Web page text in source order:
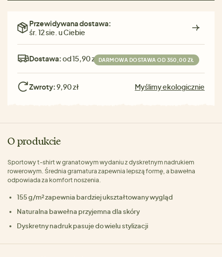
Przewidywana dostawa:
śr. 12 sie. u Ciebie
Dostawa:od 15,90 zł DARMOWA DOSTAWA OD 350,00 ZŁ
Zwroty:9,90 zł Myślimy ekologicznie
O produkcie
Sportowy t-shirt w granatowym wydaniu z dyskretnym nadrukiem
rowerowym. Średnia gramatura zapewnia lepszą formę, a bawełna
odpowiada za komfort noszenia.
155 g/m² zapewnia bardziej ukształtowany wygląd
Naturalna bawełna przyjemna dla skóry
Dyskretny nadruk pasuje do wielu stylizacji